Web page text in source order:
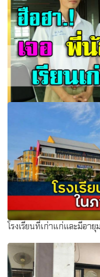
ฮือฮา เจอ พี่น้องฝาแฝด3
เดียวกัน !!มหาวิทยาลัยอุบล
โรงเรียนที่เก่าแก่และมีอา